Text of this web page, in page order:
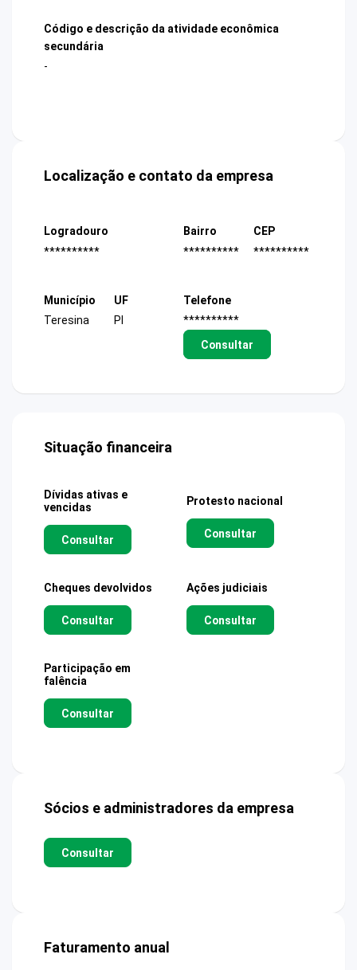
Código e descrição da atividade econômica
secundária
-
Localização e contato da empresa
Logradouro
**********
Bairro
**********
CEP
**********
Município
Teresina
UF
PI
Telefone
**********
Consultar
Situação financeira
Dívidas ativas e
vencidas
Consultar
Protesto nacional
Consultar
Cheques devolvidos
Consultar
Ações judiciais
Consultar
Participação em
falência
Consultar
Sócios e administradores da empresa
Consultar
Faturamento anual